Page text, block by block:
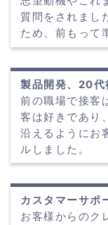
質問をされまし
ため、前もって
製品開発、20代
前の職場で接客
客は好きであり
沿えるようにお
ルしました。
カスタマーサポ
お客様からのク